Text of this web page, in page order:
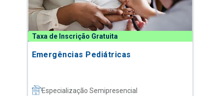
Taxa de Inscrição Gratuita
Emergências Pediátricas
Especialização Semipresencial